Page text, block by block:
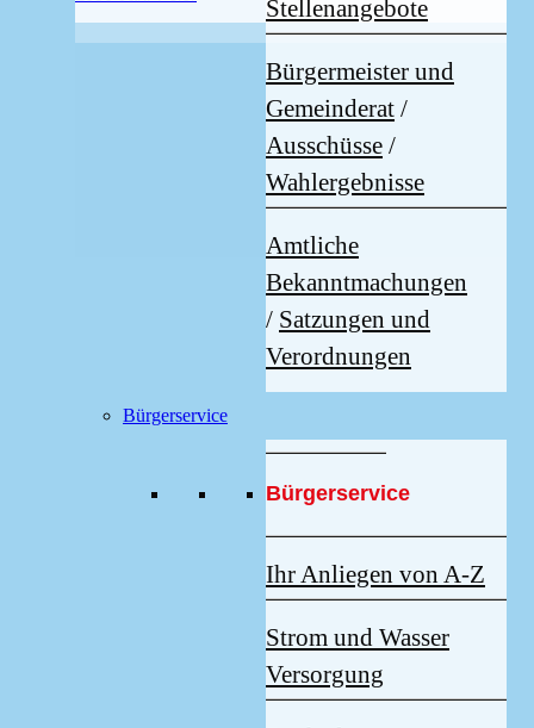
Stellenangebote
Bürgermeister und
Gemeinderat /
Ausschüsse /
Wahlergebnisse
Amtliche
Bekanntmachungen
/ Satzungen und
Verordnungen
Bürgerservice
Bürgerservice
Ihr Anliegen von A-Z
Strom und Wasser
Versorgung